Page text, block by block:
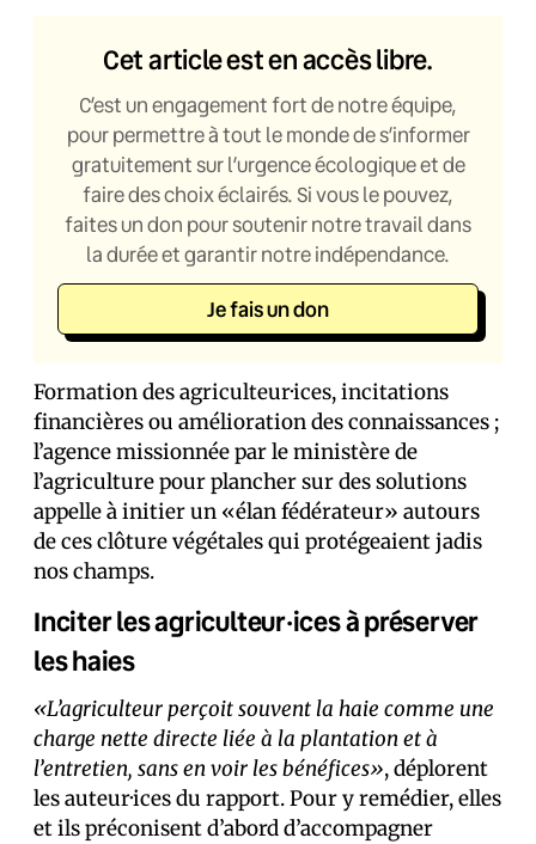
Cet article est en accès libre.
C’est un engagement fort de notre équipe,
pour permettre à tout le monde de s’informer
gratuitement sur l’urgence écologique et de
faire des choix éclairés. Si vous le pouvez,
faites un don pour soutenir notre travail dans
la durée et garantir notre indépendance.
Je fais un don
Formation des agriculteur·ices, incitations
financières ou amélioration des connaissances ;
l’agence missionnée par le ministère de
l’agriculture pour plancher sur des solutions
appelle à initier un «élan fédérateur» autours
de ces clôture végétales qui protégeaient jadis
nos champs.
Inciter les agriculteur·ices à préserver
les haies
«L’agriculteur perçoit souvent la haie comme une
charge nette directe liée à la plantation et à
l’entretien, sans en voir les bénéfices», déplorent
les auteur·ices du rapport. Pour y remédier, elles
et ils préconisent d’abord d’accompagner